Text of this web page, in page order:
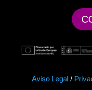
Aviso Legal/